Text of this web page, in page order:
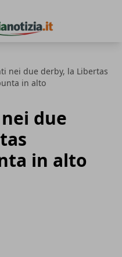
nei due derby, la Libertas
in alto
due
in alto